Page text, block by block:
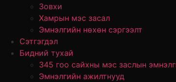
Зовхи
Хамрын мэс засал
Эмнэлгийн нөхөн сэргээлт
Сэтгэгдэл
Бидний тухай
345 гоо сайхны мэс заслын
Эмнэлгийн ажилтнууд